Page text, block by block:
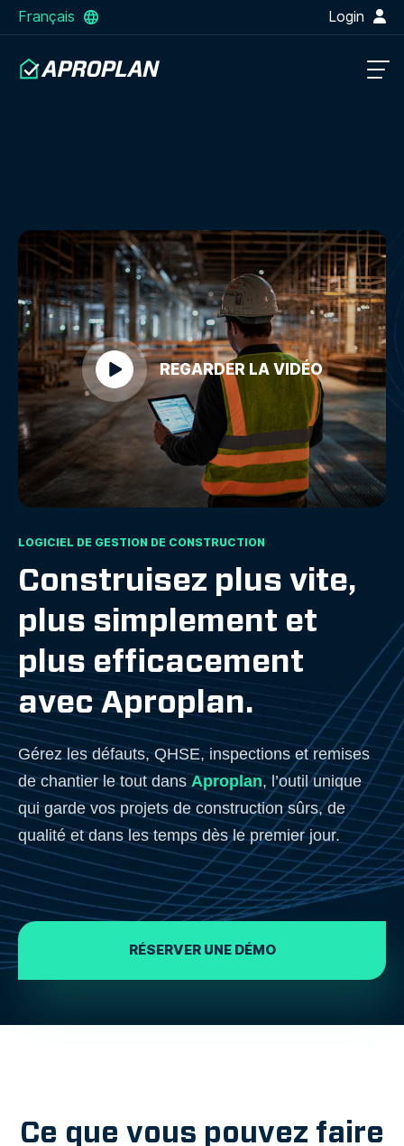
Français Login
LOGICIEL DE GESTION DE CONSTRUCTION
Construisez plus vite,
plus simplement et
plus efficacement
avec Aproplan.
Gérez les défauts, QHSE, inspections et remises
de chantier le tout dansAproplan, l’outil unique
qui garde vos projets de construction sûrs, de
qualité et dans les temps dès le premier jour.
RÉSERVER UNE DÉMO
REGARDER LA VIDÉO
Ce que vous pouvez faire